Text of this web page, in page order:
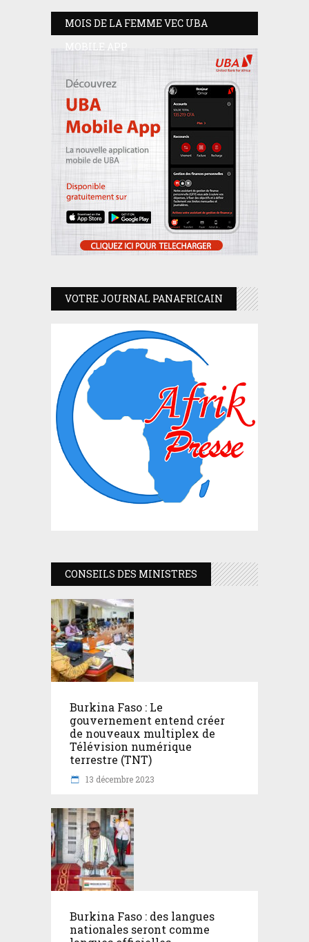
MOIS DE LA FEMME VEC UBA
MOBILE APP
VOTRE JOURNAL PANAFRICAIN
CONSEILS DES MINISTRES
Burkina Faso : Le
gouvernement entend créer
de nouveaux multiplex de
Télévision numérique
terrestre (TNT)
13 décembre 2023
Burkina Faso : des langues
nationales seront comme